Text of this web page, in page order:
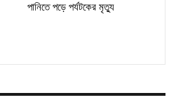
পানিতে পড়ে পর্যটকের মৃত্যু